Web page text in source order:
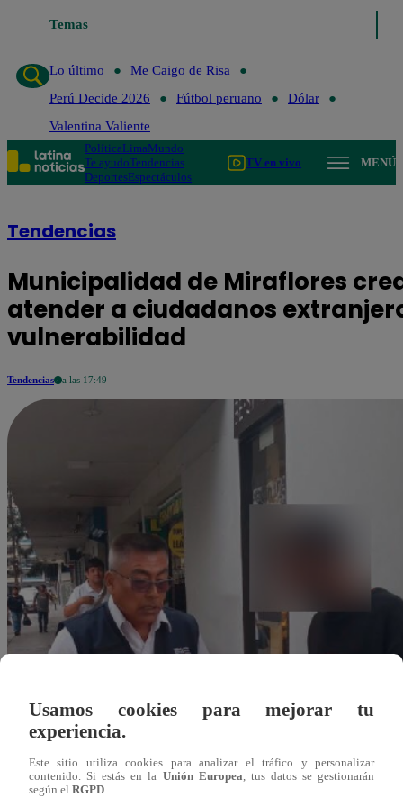
Temas
Lo último
Me Caigo de Risa
Perú Decide 2026
Fútbol peruano
Dólar
Valentina Valiente
PolíticaLimaMundo
Te ayudoTendencias
DeportesEspectáculos
TV en vivo MENÚ
Tendencias
Municipalidad de Miraflores
atender a ciudadanos
vulnerabilidad
Tendencias a las 17:49
Usamos cookies para mejorar tu
experiencia.
Este sitio utiliza cookies para analizar el tráfico y personalizar
contenido. Si estás en la Unión Europea , tus datos se gestionarán
según el RGPD